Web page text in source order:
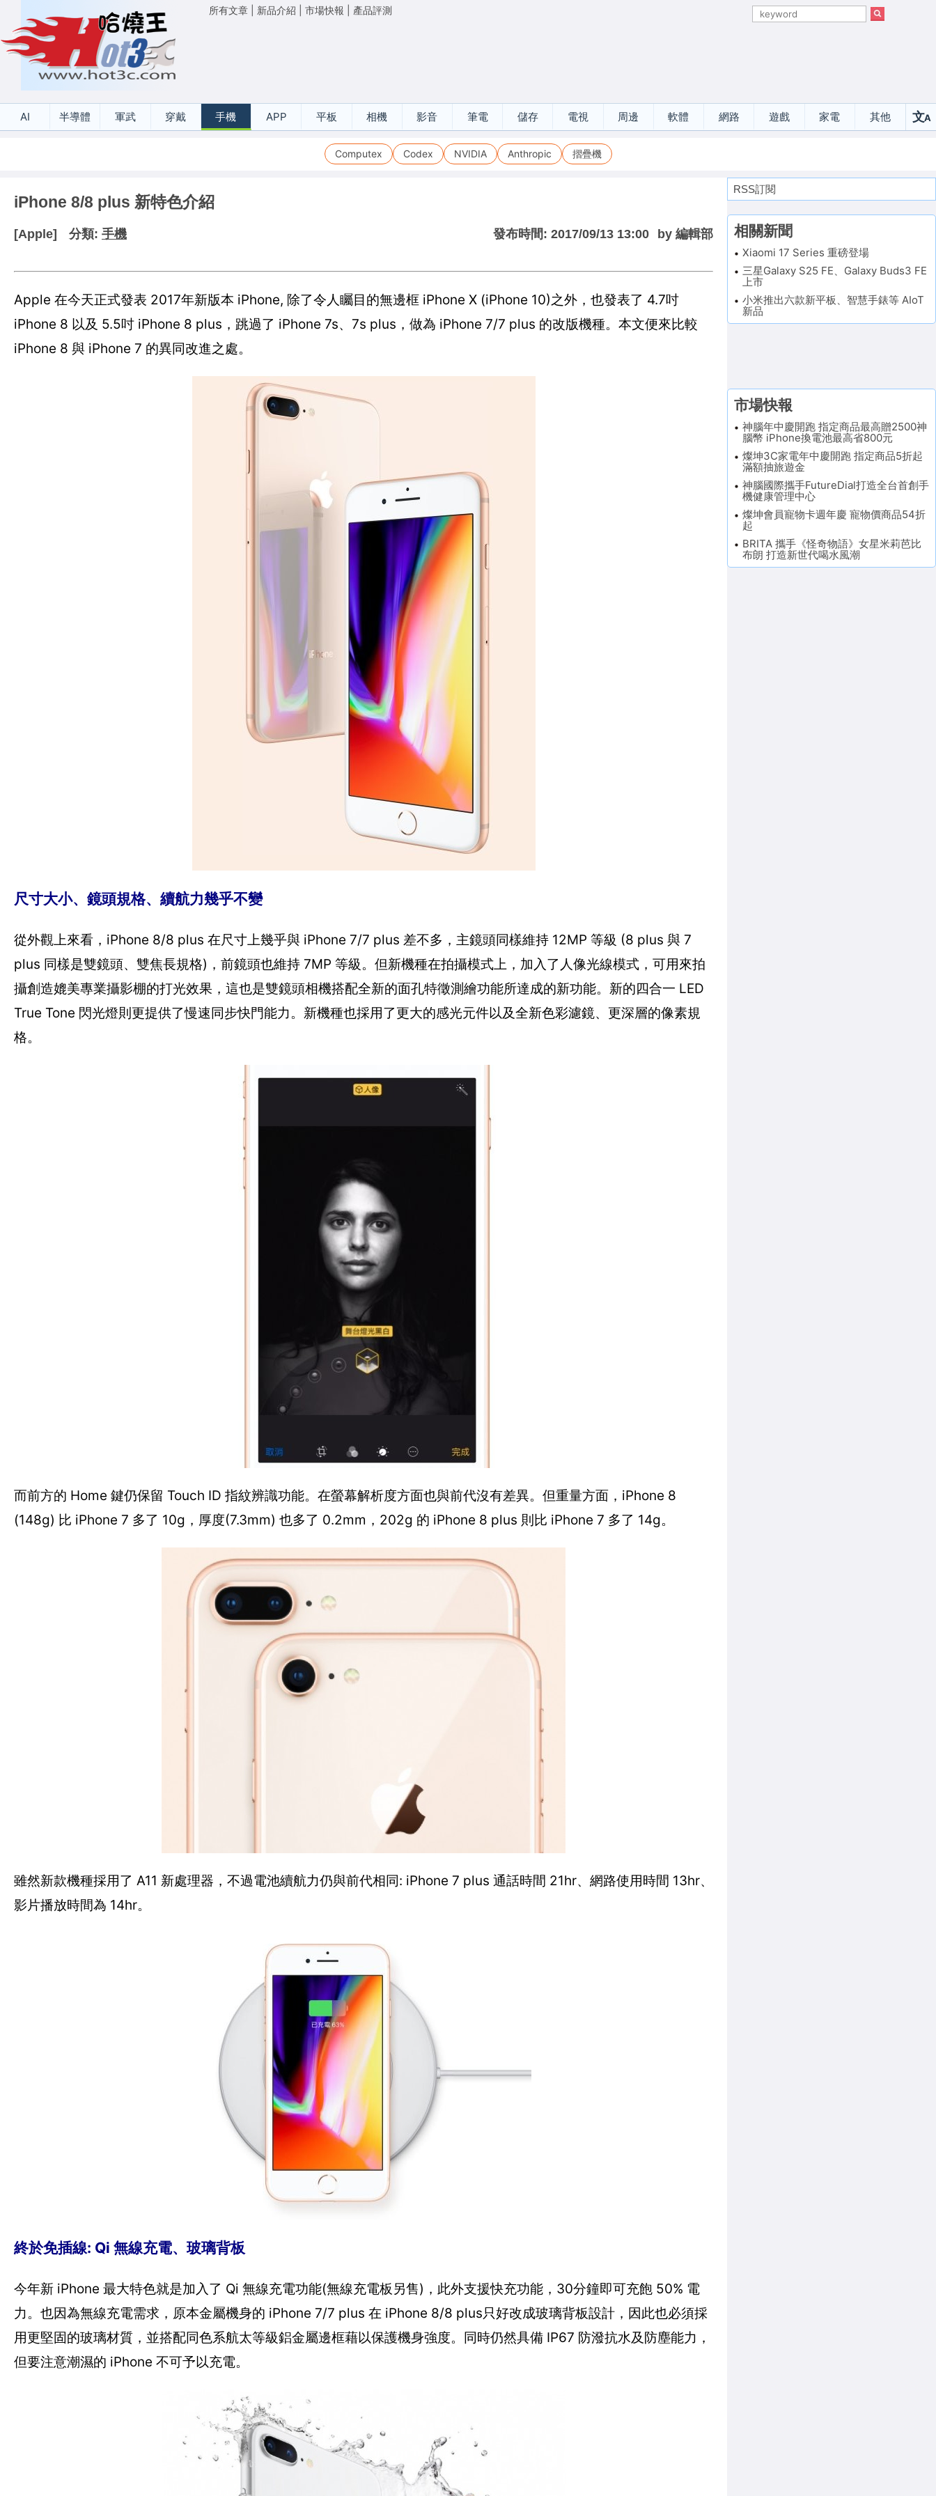
所有文章 新品介紹 市場快報 產品評測
AI 半導體 軍武 穿戴 手機 APP 平板 相機 影音 筆電 儲存 電視 周邊 軟體 網路 遊戲 家電 其他 文A
Computex Codex NVIDIA Anthropic 摺疊機
iPhone 8/8 plus 新特色介紹
[Apple] 分類: 手機 發布時間: 2017/09/13 13:00 by 編輯部
Apple 在今天正式發表 2017年新版本 iPhone, 除了令人矚目的無邊框 iPhone X (iPhone 10)之外，也發表了 4.7吋
iPhone 8 以及 5.5吋 iPhone 8 plus，跳過了 iPhone 7s、7s plus，做為 iPhone 7/7 plus 的改版機種。本文便來比較
iPhone 8 與 iPhone 7 的異同改進之處。
尺寸大小、鏡頭規格、續航力幾乎不變
從外觀上來看，iPhone 8/8 plus 在尺寸上幾乎與 iPhone 7/7 plus 差不多，主鏡頭同樣維持 12MP 等級 (8 plus 與 7
plus 同樣是雙鏡頭、雙焦長規格)，前鏡頭也維持 7MP 等級。但新機種在拍攝模式上，加入了人像光線模式，可用來拍
攝創造媲美專業攝影棚的打光效果，這也是雙鏡頭相機搭配全新的面孔特徵測繪功能所達成的新功能。新的四合一 LED
True Tone 閃光燈則更提供了慢速同步快門能力。新機種也採用了更大的感光元件以及全新色彩濾鏡、更深層的像素規
格。
而前方的 Home 鍵仍保留 Touch ID 指紋辨識功能。在螢幕解析度方面也與前代沒有差異。但重量方面，iPhone 8
(148g) 比 iPhone 7 多了 10g，厚度(7.3mm) 也多了 0.2mm，202g 的 iPhone 8 plus 則比 iPhone 7 多了 14g。
雖然新款機種採用了 A11 新處理器，不過電池續航力仍與前代相同: iPhone 7 plus 通話時間 21hr、網路使用時間 13hr、
影片播放時間為 14hr。
終於免插線: Qi 無線充電、玻璃背板
今年新 iPhone 最大特色就是加入了 Qi 無線充電功能(無線充電板另售)，此外支援快充功能，30分鐘即可充飽 50% 電
力。也因為無線充電需求，原本金屬機身的 iPhone 7/7 plus 在 iPhone 8/8 plus只好改成玻璃背板設計，因此也必須採
用更堅固的玻璃材質，並搭配同色系航太等級鋁金屬邊框藉以保護機身強度。同時仍然具備 IP67 防潑抗水及防塵能力，
但要注意潮濕的 iPhone 不可予以充電。
RSS訂閱
相關新聞
Xiaomi 17 Series 重磅登場
三星Galaxy S25 FE、Galaxy Buds3 FE
上市
小米推出六款新平板、智慧手錶等 AIoT
新品
市場快報
神腦年中慶開跑 指定商品最高贈2500神
腦幣 iPhone換電池最高省800元
燦坤3C家電年中慶開跑 指定商品5折起
滿額抽旅遊金
神腦國際攜手FutureDial打造全台首創手
機健康管理中心
燦坤會員寵物卡週年慶 寵物價商品54折
起
BRITA 攜手《怪奇物語》女星米莉芭比
布朗 打造新世代喝水風潮